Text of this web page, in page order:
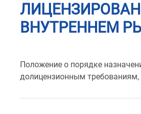
ВНУТРЕННЕМ
Положение о порядке
долицензионным